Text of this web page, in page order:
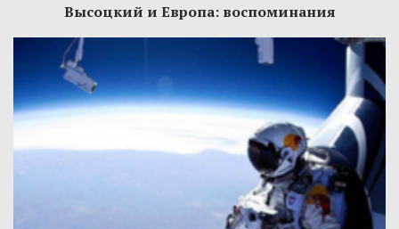
Высоцкий и Европа: воспоминания